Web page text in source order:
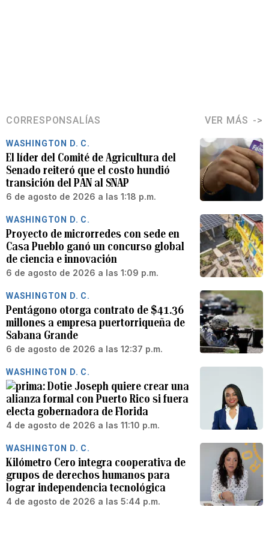
CORRESPONSALÍAS VER MÁS
WASHINGTON D. C.
El líder del Comité de Agricultura del
Senado reiteró que el costo hundió
transición del PAN al SNAP
6 de agosto de 2026 a las 1:18 p.m.
WASHINGTON D. C.
Proyecto de microrredes con sede en
Casa Pueblo ganó un concurso global
de ciencia e innovación
6 de agosto de 2026 a las 1:09 p.m.
WASHINGTON D. C.
Pentágono otorga contrato de $41.36
millones a empresa puertorriqueña de
Sabana Grande
6 de agosto de 2026 a las 12:37 p.m.
WASHINGTON D. C.
Dotie Joseph quiere crear una
alianza formal con Puerto Rico si fuera
electa gobernadora de Florida
4 de agosto de 2026 a las 11:10 p.m.
WASHINGTON D. C.
Kilómetro Cero integra cooperativa de
grupos de derechos humanos para
lograr independencia tecnológica
4 de agosto de 2026 a las 5:44 p.m.